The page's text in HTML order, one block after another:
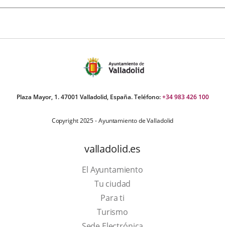
Plaza Mayor, 1. 47001 Valladolid, España. Teléfono:+34 983 426 100
Copyright 2025 - Ayuntamiento de Valladolid
valladolid.es
El Ayuntamiento
Tu ciudad
Para ti
TurismoThis